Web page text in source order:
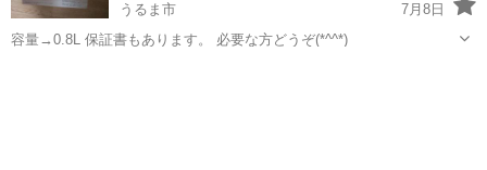
うるま市
7月8日
容量→0.8L 保証書もあります。 必要な方どうぞ(*^^*)